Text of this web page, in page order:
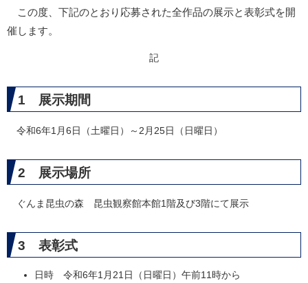
この度、下記のとおり応募された全作品の展示と表彰式を開
催します。
記
1 展示期間
令和6年1月6日（土曜日）～2月25日（日曜日）
2 展示場所
ぐんま昆虫の森 昆虫観察館本館1階及び3階にて展示
3 表彰式
日時 令和6年1月21日（日曜日）午前11時から